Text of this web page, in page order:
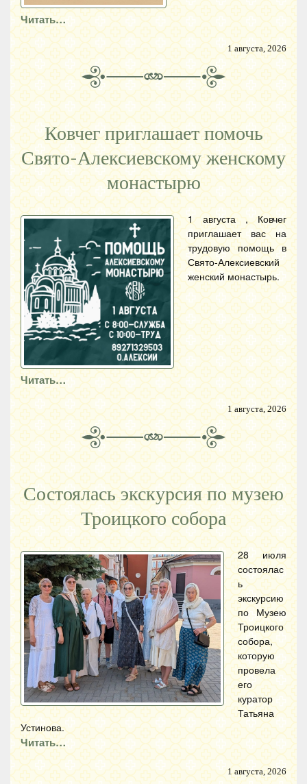
Читать…
1 августа, 2026
Ковчег приглашает помочь
Свято-Алексиевскому женскому
монастырю
1 августа , Ковчег
приглашает вас на
трудовую помощь в
Свято-Алексиевский
женский монастырь.
Читать…
1 августа, 2026
Состоялась экскурсия по музею
Троицкого собора
28 июля
состоялас
ь
экскурсию
по Музею
Троицкого
собора,
которую
провела
его
куратор
Татьяна
Устинова.
Читать…
1 августа, 2026